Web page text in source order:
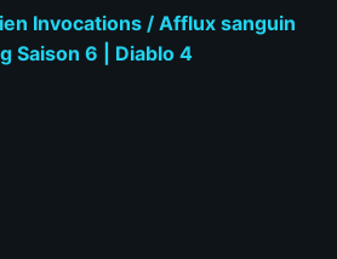
Invocations / Afflux sanguin
Saison 6 | Diablo 4